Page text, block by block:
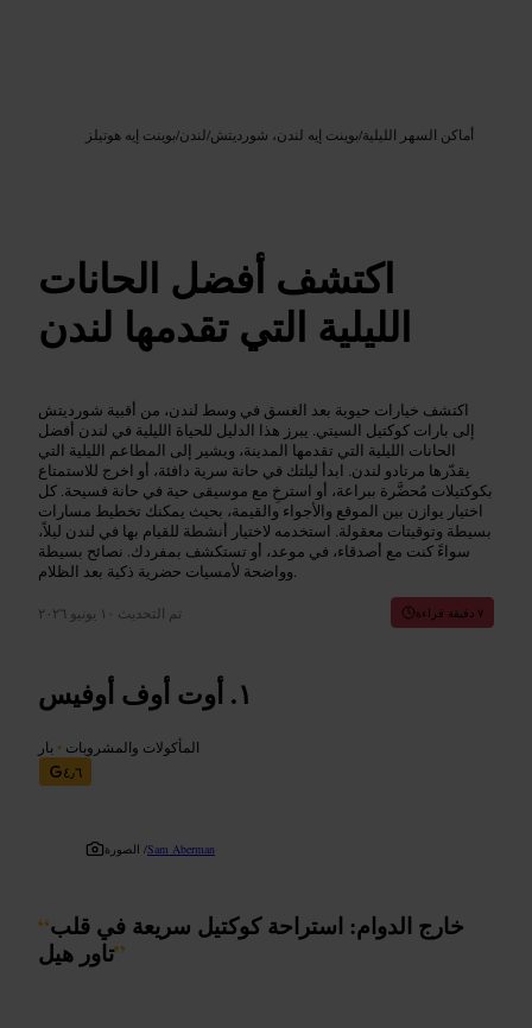
بوينت إيه هوتيلز/لندن/بوينت إيه لندن، شورديتش/أماكن السهر الليلية
اكتشف أفضل الحانات
الليلية التي تقدمها لندن
اكتشف خيارات حيوية بعد الغسق في وسط لندن، من أقبية شورديتش
إلى بارات كوكتيل السيتي. يبرز هذا الدليل للحياة الليلية في لندن أفضل
الحانات الليلية التي تقدمها المدينة، ويشير إلى المطاعم الليلية التي
يقدّرها مرتادو لندن. ابدأ ليلتك في حانة سرية دافئة، أو اخرج للاستمتاع
بكوكتيلات مُحضَّرة ببراعة، أو استرخِ مع موسيقى حية في حانة فسيحة. كل
اختيار يوازن بين الموقع والأجواء والقيمة، بحيث يمكنك تخطيط مسارات
بسيطة وتوقيتات معقولة. استخدمه لاختيار أنشطة للقيام بها في لندن ليلاً،
سواءً كنت مع أصدقاء، في موعد، أو تستكشف بمفردك. نصائح بسيطة
وواضحة لأمسيات حضرية ذكية بعد الظلام.
تم التحديث ١٠ يونيو ٢٠٢٦ ٧ دقيقة قراءة
أوت أوف أوفيس
المأكولات والمشروبات • بار
٤٫٦
الصورة /Sam Aberman
“خارج الدوام: استراحة كوكتيل سريعة في قلب
تاور هيل”